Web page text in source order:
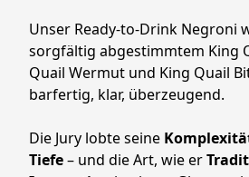
Unser Ready-to-Drink Negroni
sorgfältig abgestimmtem King
Quail Wermut und King Quail
barfertig, klar, überzeugend.
Die Jury lobte seine
Tiefe – und die Art, wie er